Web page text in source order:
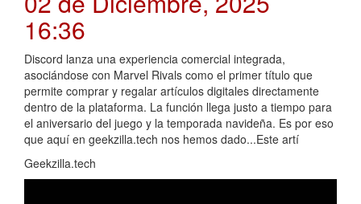
16:36
Discord lanza una experiencia comercial integrada,
asociándose con Marvel Rivals como el primer título que
permite comprar y regalar artículos digitales directamente
dentro de la plataforma. La función llega justo a tiempo para
el aniversario del juego y la temporada navideña. Es por eso
que aquí en geekzilla.tech nos hemos dado...Este artí
Geekzilla.tech